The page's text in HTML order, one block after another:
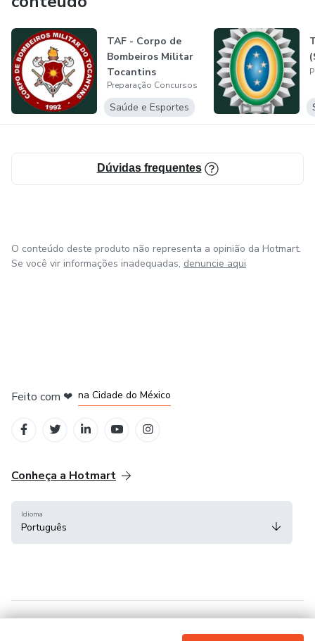
objetivo. O diferencial da metodologia aplicada pelo
preparacaoconcursos.com.br é a eficiência e a preocupação
em minimizar ao máximo os riscos de lesões, desta forma
somos fiéis aos princípios da preparação física, como o
princípio da adaptação, da especificidade, da
interdependência volume-intensidade, da sobrecarga e da
continuidade.
TAF - Corpo de
Bombeiros Militar
Tocantins
Preparação Concursos
Saúde e Esportes
Dúvidas frequentes
O conteúdo deste produto não representa a opinião da Hotmart.
Se você vir informações inadequadas, denuncie aqui
Feito com ❤ na Cidade do México
Conheça a Hotmart
Idioma
Português